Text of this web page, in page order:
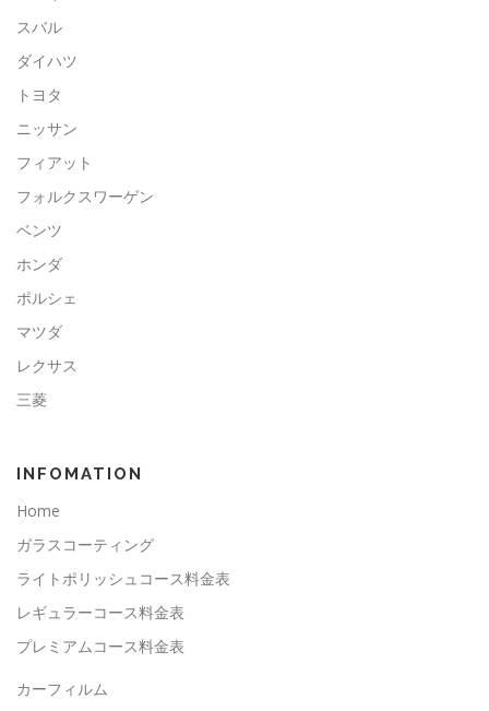
スバル
ダイハツ
トヨタ
ニッサン
フィアット
フォルクスワーゲン
ベンツ
ホンダ
ポルシェ
マツダ
レクサス
三菱
INFOMATION
Home
ガラスコーティング
ライトポリッシュコース料金表
レギュラーコース料金表
プレミアムコース料金表
カーフィルム